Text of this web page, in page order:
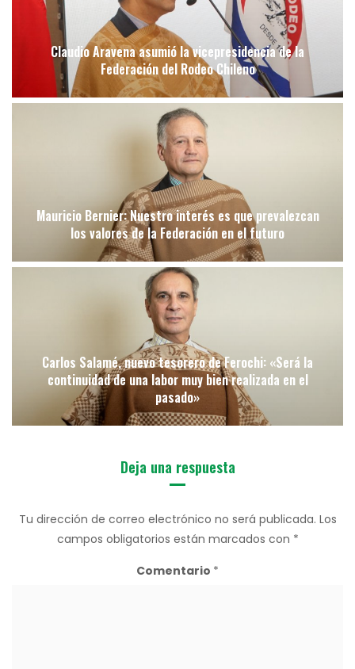
Claudio Aravena asumió la vicepresidencia de la
Federación del Rodeo Chileno
Mauricio Bernier: Nuestro interés es que prevalezcan
los valores de la Federación en el futuro
Carlos Salamé, nuevo tesorero de Ferochi: «Será la
continuidad de una labor muy bien realizada en el
pasado»
Deja una respuesta
Tu dirección de correo electrónico no será publicada. Los
campos obligatorios están marcados con *
Comentario *